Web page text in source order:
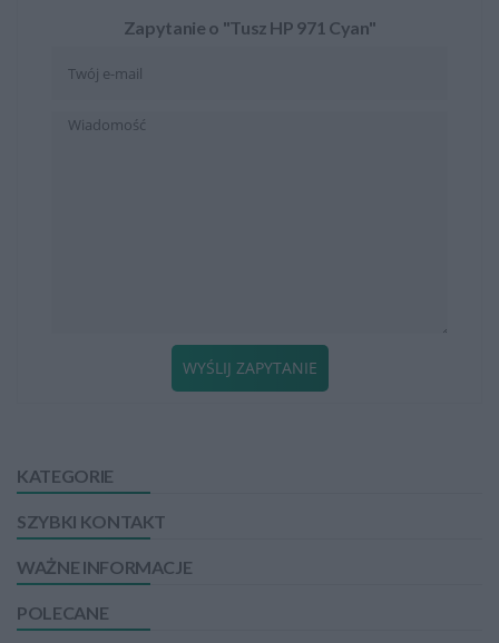
KATEGORIE
SZYBKI KONTAKT
WAŻNE INFORMACJE
POLECANE
Zapytanie o "Tusz HP 971 Cyan"
WYŚLIJ ZAPYTANIE